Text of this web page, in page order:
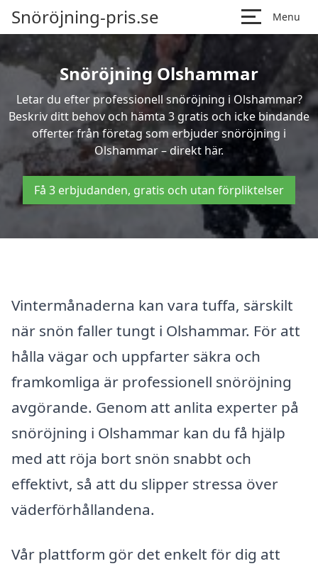
Snöröjning-pris.se Menu
Snöröjning Olshammar
Letar du efter professionell snöröjning i Olshammar?
Beskriv ditt behov och hämta 3 gratis och icke bindande
offerter från företag som erbjuder snöröjning i
Olshammar – direkt här.
Få 3 erbjudanden, gratis och utan förpliktelser
Vintermånaderna kan vara tuffa, särskilt
när snön faller tungt i Olshammar. För att
hålla vägar och uppfarter säkra och
framkomliga är professionell snöröjning
avgörande. Genom att anlita experter på
snöröjning i Olshammar kan du få hjälp
med att röja bort snön snabbt och
effektivt, så att du slipper stressa över
väderförhållandena.
Vår plattform gör det enkelt för dig att